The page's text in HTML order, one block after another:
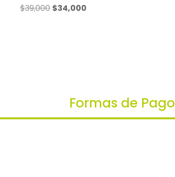
$39,000 El
$34,000El
Formas de Pago